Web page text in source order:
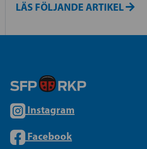
LÄS FÖLJANDE ARTIKEL
Instagram
Facebook